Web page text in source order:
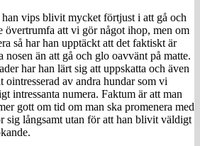
vips blivit mycket förtjust i att gå och
övertrumfa att vi gör något ihop, men om
så har han upptäckt att det faktiskt är
nosen än att gå och glo oavvänt på matte.
har han lärt sig att uppskatta och även
ointresserad av andra hundar som vi
intressanta numera. Faktum är att man
gott om tid om man ska promenera med
sig långsamt utan för att han blivit väldigt